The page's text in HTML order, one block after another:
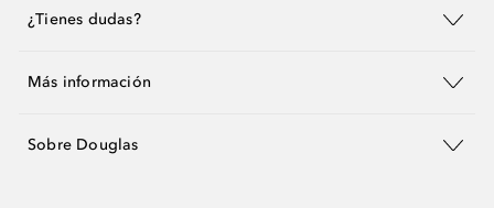
¿Tienes dudas?
Más información
Sobre Douglas